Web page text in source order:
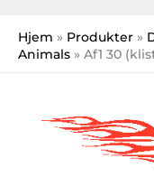
Hjem Produkter
Animals
Af1 30